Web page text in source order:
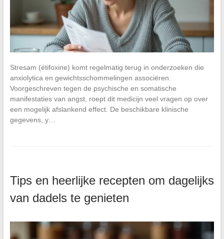
Stresam (étifoxine) komt regelmatig terug in onderzoeken die
anxiolytica en gewichtsschommelingen associëren.
Voorgeschreven tegen de psychische en somatische
manifestaties van angst, roept dit medicijn veel vragen op over
een mogelijk afslankend effect. De beschikbare klinische
gegevens, y…
Tips en heerlijke recepten om dagelijks
van dadels te genieten